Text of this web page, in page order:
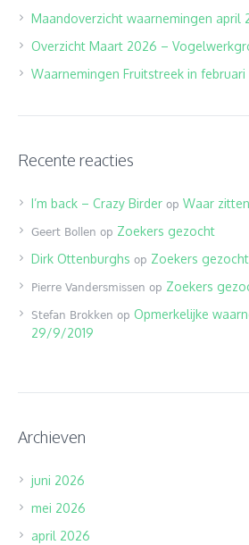
Maandoverzicht waarnemingen april
Overzicht Maart 2026 –
Waarnemingen Fruitstreek in februari
Recente reacties
I’m back – Crazy Birder op Waar
Geert Bollen op Zoekers gezocht
Dirk Ottenburghs op Zoekers gezocht
Pierre Vandersmissen op Zoekers
Stefan Brokken op Opmerkelijke
29/9/2019
Archieven
juni 2026
mei 2026
april 2026